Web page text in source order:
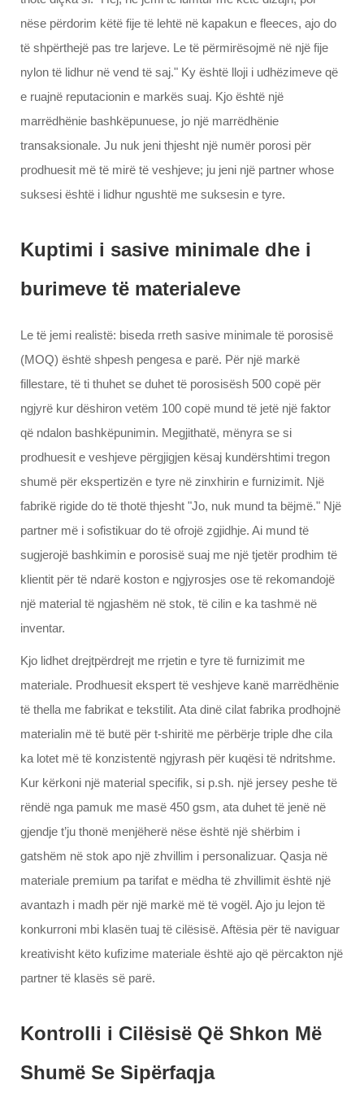
nëse përdorim këtë fije të lehtë në kapakun e fleeces, ajo do
të shpërthejë pas tre larjeve. Le të përmirësojmë në një fije
nylon të lidhur në vend të saj." Ky është lloji i udhëzimeve që
e ruajnë reputacionin e markës suaj. Kjo është një
marrëdhënie bashkëpunuese, jo një marrëdhënie
transaksionale. Ju nuk jeni thjesht një numër porosi për
prodhuesit më të mirë të veshjeve; ju jeni një partner whose
suksesi është i lidhur ngushtë me suksesin e tyre.
Kuptimi i sasive minimale dhe i
burimeve të materialeve
Le të jemi realistë: biseda rreth sasive minimale të porosisë
(MOQ) është shpesh pengesa e parë. Për një markë
fillestare, të ti thuhet se duhet të porosisësh 500 copë për
ngjyrë kur dëshiron vetëm 100 copë mund të jetë një faktor
që ndalon bashkëpunimin. Megjithatë, mënyra se si
prodhuesit e veshjeve përgjigjen kësaj kundërshtimi tregon
shumë për ekspertizën e tyre në zinxhirin e furnizimit. Një
fabrikë rigide do të thotë thjesht "Jo, nuk mund ta bëjmë." Një
partner më i sofistikuar do të ofrojë zgjidhje. Ai mund të
sugjerojë bashkimin e porosisë suaj me një tjetër prodhim të
klientit për të ndarë koston e ngjyrosjes ose të rekomandojë
një material të ngjashëm në stok, të cilin e ka tashmë në
inventar.
Kjo lidhet drejtpërdrejt me rrjetin e tyre të furnizimit me
materiale. Prodhuesit ekspert të veshjeve kanë marrëdhënie
të thella me fabrikat e tekstilit. Ata dinë cilat fabrika prodhojnë
materialin më të butë për t-shiritë me përbërje triple dhe cila
ka lotet më të konzistentë ngjyrash për kuqësi të ndritshme.
Kur kërkoni një material specifik, si p.sh. një jersey peshe të
rëndë nga pamuk me masë 450 gsm, ata duhet të jenë në
gjendje t’ju thonë menjëherë nëse është një shërbim i
gatshëm në stok apo një zhvillim i personalizuar. Qasja në
materiale premium pa tarifat e mëdha të zhvillimit është një
avantazh i madh për një markë më të vogël. Ajo ju lejon të
konkurroni mbi klasën tuaj të cilësisë. Aftësia për të naviguar
kreativisht këto kufizime materiale është ajo që përcakton një
partner të klasës së parë.
Kontrolli i Cilësisë Që Shkon Më
Shumë Se Sipërfaqja